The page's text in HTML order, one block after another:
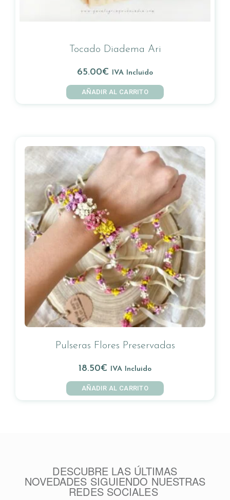
Tocado Diadema Ari
65.00€ IVA Incluido
AÑADIR AL CARRITO
Pulseras Flores Preservadas
18.50€ IVA Incluido
AÑADIR AL CARRITO
DESCUBRE LAS ÚLTIMAS
NOVEDADES SIGUIENDO NUESTRAS
REDES SOCIALES